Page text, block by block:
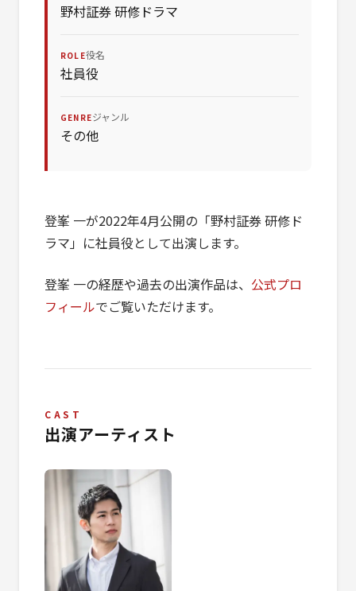
野村証券 研修ドラマ
ROLE役名
社員役
GENREジャンル
その他
登峯 一が2022年4月公開の「野村証券 研修ド
ラマ」に社員役として出演します。
登峯 一の経歴や過去の出演作品は、 公式プロ
フィールでご覧いただけます。
CAST
出演アーティスト